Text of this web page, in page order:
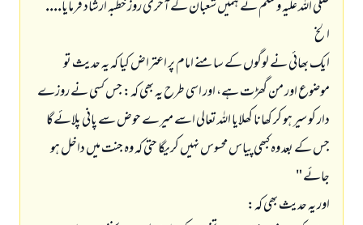
صلى اللہ عليہ وسلم نے ہميں شعبان كے آخرى روز خطبہ ارشاد فرمايا....
الخ
ايك بھائى نے لوگوں كے سامنے امام پر اعتراض كيا كہ يہ حديث تو
موضوع اور من گھڑت ہے، اور اسى طرح يہ بھى كہ: جس كسى نے روزے
دار كو سير ہو كر كھانا كھلايا اللہ تعالى اسے ميرے حوض سے پانى پلائےگا
جس كے بعد وہ كبھى پياس محسوس نہيں كريگا حتى كہ وہ جنت ميں داخل ہو
جائے "
اور يہ حديث بھى كہ: